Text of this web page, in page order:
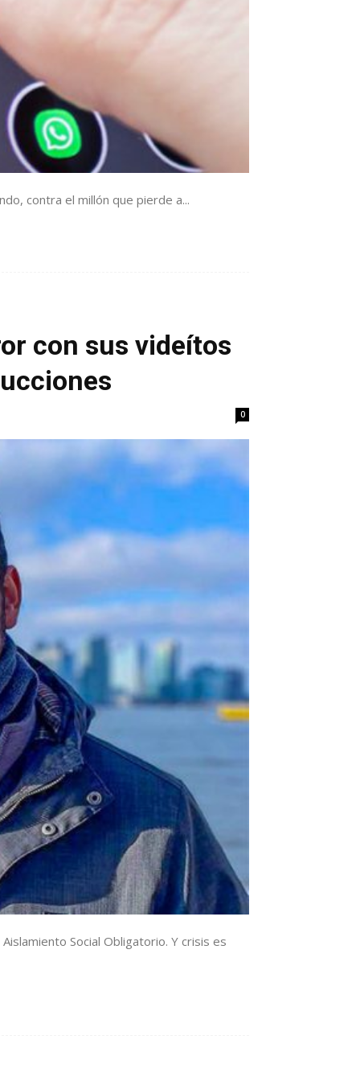
contra el millón que pierde a...
con sus videítos
0
Social Obligatorio. Y crisis es